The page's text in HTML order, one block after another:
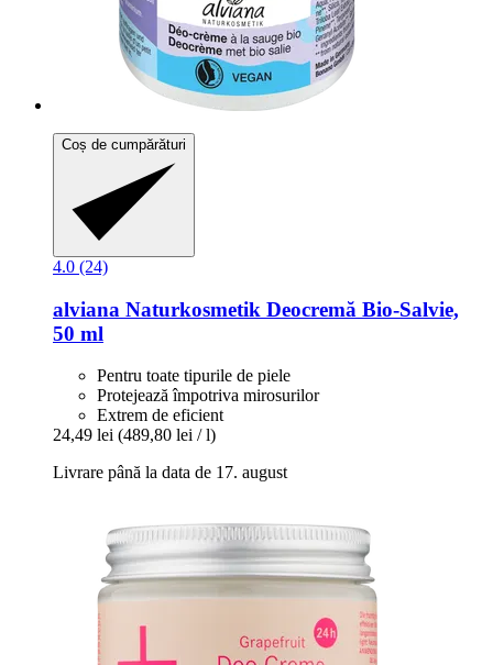
Coș de cumpărături
4.0 (24)
alviana Naturkosmetik Deocremă Bio-​Salvie,
50 ml
Pentru toate tipurile de piele
Protejează împotriva mirosurilor
Extrem de eficient
24,49 lei (489,80 lei / l)
Livrare până la data de 17. august